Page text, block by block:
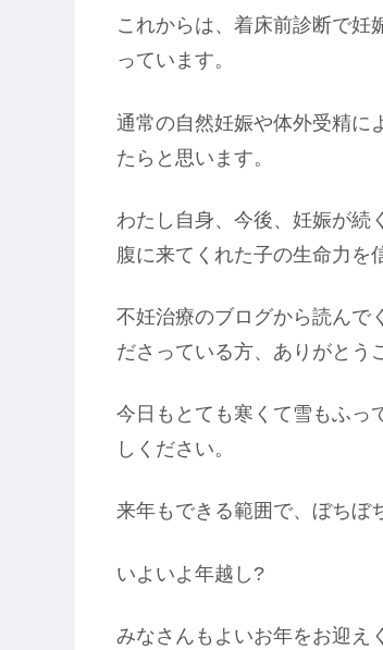
これからは、着床前診断で妊
っています。
通常の自然妊娠や体外受精に
たらと思います。
わたし自身、今後、妊娠が続
腹に来てくれた子の生命力を
不妊治療のブログから読んで
ださっている方、ありがとう
今日もとても寒くて雪もふっ
しください。
来年もできる範囲で、ぼちぼ
いよいよ年越し?
みなさんもよいお年をお迎え